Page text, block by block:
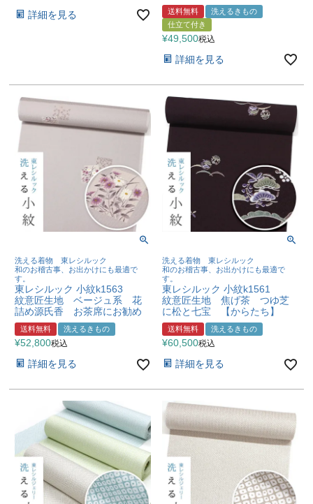
詳細を見る 送料無料
洗えるきもの
仕立て付き
¥49,500税込
詳細を見る
洗える着物 東レシルック
和のお稽古事、お出かけにも最適で
す。
東レシルック 小紋k1563
紋意匠生地 ベージュ系 花
詰め源氏香 お茶席にお勧め
送料無料 洗えるきもの
¥52,800税込
詳細を見る
洗える着物 東レシルック
和のお稽古事、お出かけにも最適で
す。
東レシルック 小紋k1561
紋意匠生地 焦げ茶 つゆ芝
に松と七宝 【からたち】
送料無料 洗えるきもの
¥60,500税込
詳細を見る